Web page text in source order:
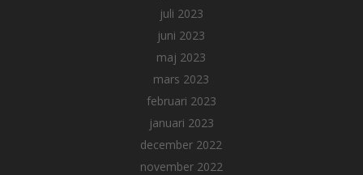
juli 2023
juni 2023
maj 2023
mars 2023
februari 2023
januari 2023
december 2022
november 2022